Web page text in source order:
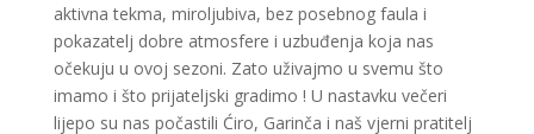
aktivna tekma, miroljubiva, bez posebnog faula i
pokazatelj dobre atmosfere i uzbuđenja koja nas
očekuju u ovoj sezoni. Zato uživajmo u svemu što
imamo i što prijateljski gradimo ! U nastavku večeri
lijepo su nas počastili Ćiro, Garinča i naš vjerni pratitelj